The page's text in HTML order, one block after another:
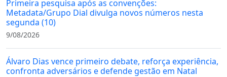
Primeira pesquisa após as convenções:
Metadata/Grupo Dial divulga novos números nesta
segunda (10)
9/08/2026
Álvaro Dias vence primeiro debate, reforça experiência,
confronta adversários e defende gestão em Natal